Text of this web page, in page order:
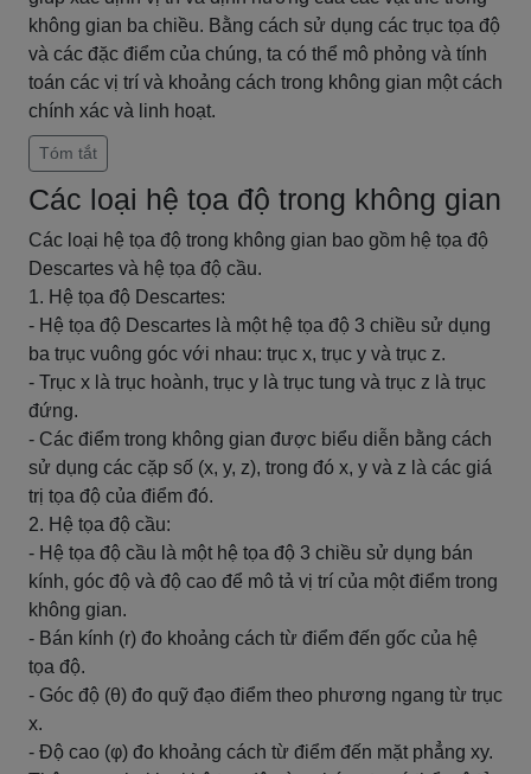
không gian ba chiều. Bằng cách sử dụng các trục tọa độ
và các đặc điểm của chúng, ta có thể mô phỏng và tính
toán các vị trí và khoảng cách trong không gian một cách
chính xác và linh hoạt.
Tóm tắt
Các loại hệ tọa độ trong không gian
Các loại hệ tọa độ trong không gian bao gồm hệ tọa độ
Descartes và hệ tọa độ cầu.
1. Hệ tọa độ Descartes:
- Hệ tọa độ Descartes là một hệ tọa độ 3 chiều sử dụng
ba trục vuông góc với nhau: trục x, trục y và trục z.
- Trục x là trục hoành, trục y là trục tung và trục z là trục
đứng.
- Các điểm trong không gian được biểu diễn bằng cách
sử dụng các cặp số (x, y, z), trong đó x, y và z là các giá
trị tọa độ của điểm đó.
2. Hệ tọa độ cầu:
- Hệ tọa độ cầu là một hệ tọa độ 3 chiều sử dụng bán
kính, góc độ và độ cao để mô tả vị trí của một điểm trong
không gian.
- Bán kính (r) đo khoảng cách từ điểm đến gốc của hệ
tọa độ.
- Góc độ (θ) đo quỹ đạo điểm theo phương ngang từ trục
x.
- Độ cao (φ) đo khoảng cách từ điểm đến mặt phẳng xy.